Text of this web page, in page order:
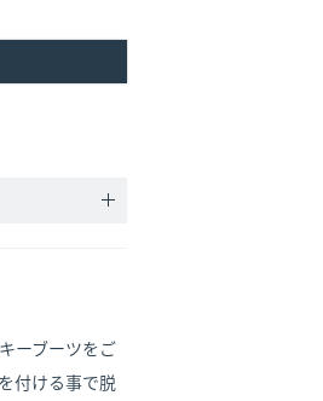
ーブーツをご
付ける事で脱